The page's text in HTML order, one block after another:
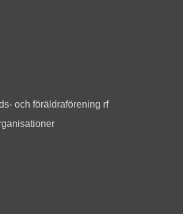
och föräldraförening rf